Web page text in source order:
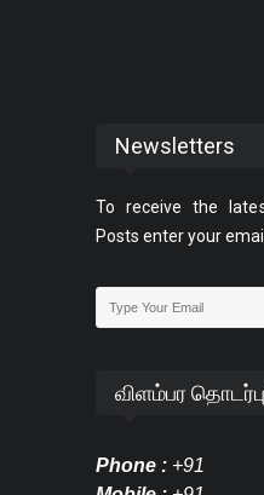
Newsletters
To receive the
Posts enter your email.
விளம்பர
Phone : +91